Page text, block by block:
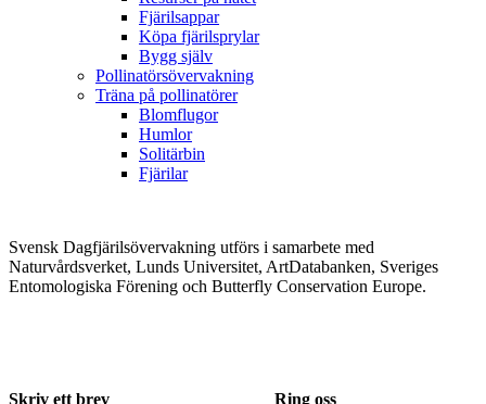
Fjärilsappar
Köpa fjärilsprylar
Bygg själv
Pollinatörsövervakning
Träna på pollinatörer
Blomflugor
Humlor
Solitärbin
Fjärilar
Svensk Dagfjärilsövervakning utförs i samarbete med
Naturvårdsverket, Lunds Universitet, ArtDatabanken, Sveriges
Entomologiska Förening och Butterfly Conservation Europe.
Skriv ett brev Ring oss